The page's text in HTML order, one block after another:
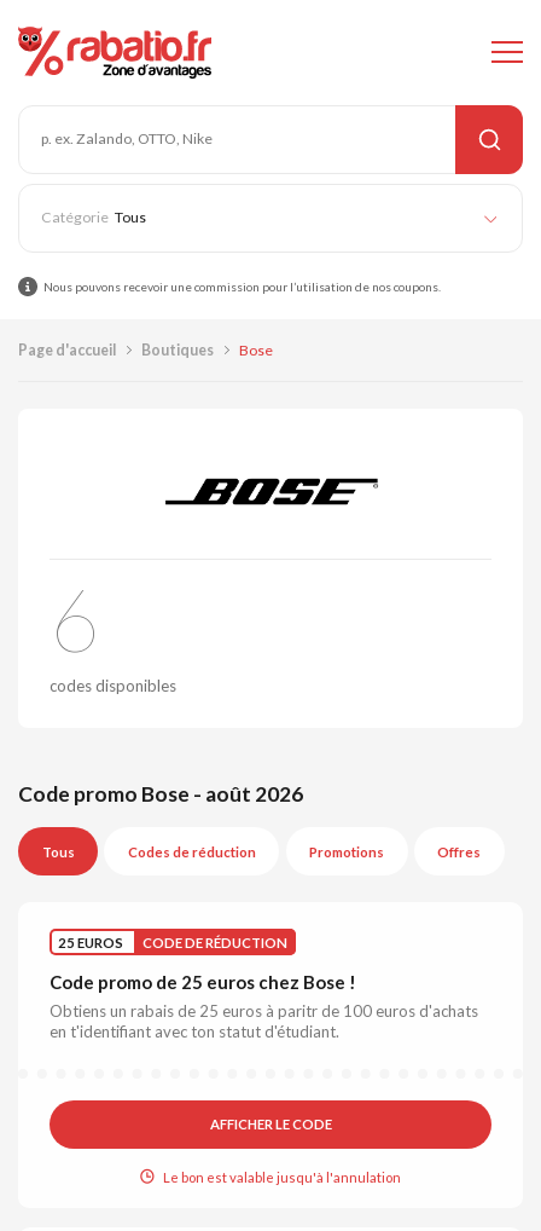
Tous
Nous pouvons recevoir une commission pour l’utilisation de nos coupons.
Page d'accueil Boutiques Bose
6
codes disponibles
Code promo Bose - août 2026
Tous Codes de réduction Promotions Offres
25 EUROS CODE DE RÉDUCTION
Code promo de 25 euros chez Bose !
Obtiens un rabais de 25 euros à paritr de 100 euros d'achats
en t'identifiant avec ton statut d'étudiant.
AFFICHER LE CODE
Le bon est valable jusqu'à l'annulation